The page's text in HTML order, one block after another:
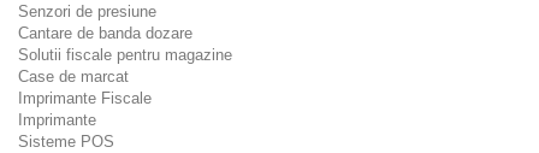
Senzori de presiune
Cantare de banda dozare
Solutii fiscale pentru magazine
Case de marcat
Imprimante Fiscale
Imprimante
Sisteme POS